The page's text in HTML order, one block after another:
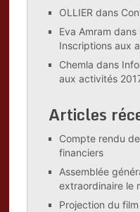
OLLIER dans
Eva Amram dans
Inscriptions aux
Chemla dans
aux activités
Articles
Compte rendu
financiers
Assemblée
extraordinaire le
Projection du film